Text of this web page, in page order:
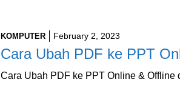
KOMPUTER February 2, 2023
Cara Ubah PDF ke PPT
Cara Ubah PDF ke PPT Online & Offline